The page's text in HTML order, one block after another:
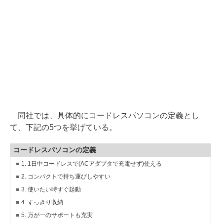
同社では、具体的にコードレスパソコンの定義とし
て、下記の5つを挙げている。
コードレスパソコンの定義
1. 1日中コードレスで(ACアダプタで充電せず)使える
2. コンパクトで持ち運びしやすい
3. 使いたい時すぐ起動
4. すっきり収納
5. 万が一のサポートも充実